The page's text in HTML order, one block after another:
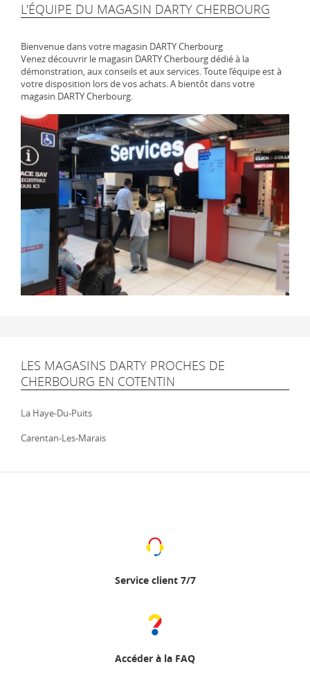
L'ÉQUIPE DU MAGASIN DARTY CHERBOURG
Bienvenue dans votre magasin DARTY Cherbourg
Venez découvrir le magasin DARTY Cherbourg dédié à la
démonstration, aux conseils et aux services. Toute l’équipe est à
votre disposition lors de vos achats. A bientôt dans votre
magasin DARTY Cherbourg.
LES MAGASINS DARTY PROCHES DE
CHERBOURG EN COTENTIN
La Haye-Du-Puits
Carentan-Les-Marais
Service client 7/7
Accéder à la FAQ